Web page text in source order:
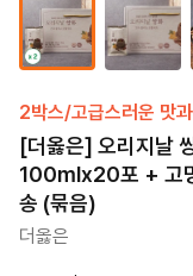
2박스/고급스러운 맛
[더옳은] 오리지날
100mlx20포 + 고
송 (묶음)
더옳은